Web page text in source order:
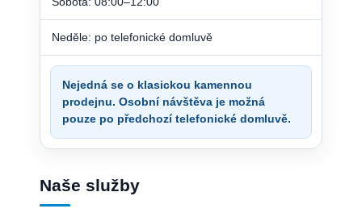
Neděle: po telefonické domluvě
Nejedná se o klasickou kamennou
prodejnu. Osobní návštěva je možná
pouze po předchozí telefonické domluvě.
Naše služby